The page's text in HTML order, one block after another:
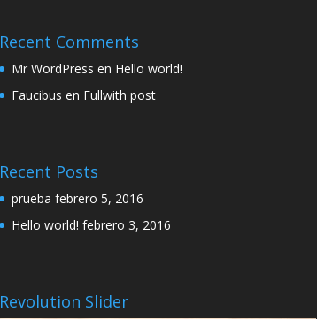
Recent Comments
Mr WordPress en Hello world!
Faucibus en Fullwith post
Recent Posts
prueba febrero 5, 2016
Hello world! febrero 3, 2016
Revolution Slider